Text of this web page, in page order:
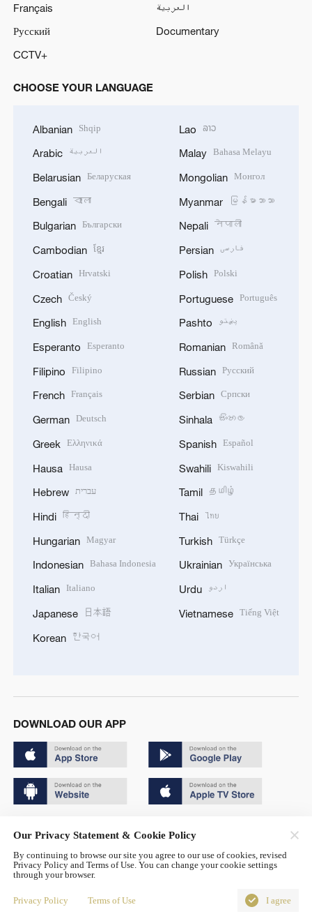
Français
العربية
Русский
Documentary
CCTV+
CHOOSE YOUR LANGUAGE
Albanian Shqip
Arabic العربية
Belarusian Беларуская
Bengali বাংলা
Bulgarian Български
Cambodian ខ្មែរ
Croatian Hrvatski
Czech Český
English English
Esperanto Esperanto
Filipino Filipino
French Français
German Deutsch
Greek Ελληνικά
Hausa Hausa
Hebrew עברית
Hindi हिन्दी
Hungarian Magyar
Indonesian Bahasa Indonesia
Italian Italiano
Japanese 日本語
Korean 한국어
Lao ລາວ
Malay Bahasa Melayu
Mongolian Монгол
Myanmar မြန်မာဘာသာ
Nepali नेपाली
Persian فارسی
Polish Polski
Portuguese Português
Pashto پښتو
Romanian Română
Russian Русский
Serbian Српски
Sinhala සිංහල
Spanish Español
Swahili Kiswahili
Tamil தமிழ்
Thai ไทย
Turkish Türkçe
Ukrainian Українська
Urdu اردو
Vietnamese Tiếng Việt
DOWNLOAD OUR APP
京ICP备20000184号
京公网安备 11010502050052号
Disinformation report hotline: 010-85061466
Our Privacy Statement & Cookie Policy
By continuing to browse our site you agree to our use of cookies, revised
Privacy Policy and Terms of Use. You can change your cookie settings
through your browser.
Privacy Policy Terms of Use I agree